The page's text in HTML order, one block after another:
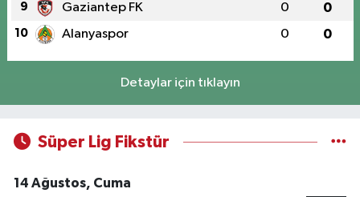
9 Gaziantep FK 0 0
10 Alanyaspor 0 0
Detaylar için tıklayın
Süper Lig Fikstür
14 Ağustos, Cuma